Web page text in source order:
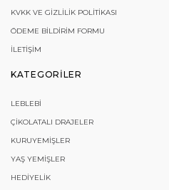
KVKK VE GIZLILIK POLITIKASI
ÖDEME BILDIRIM FORMU
İLETIŞIM
KATEGORILER
LEBLEBI
ÇIKOLATALI DRAJELER
KURUYEMIŞLER
YAŞ YEMIŞLER
HEDIYELIK